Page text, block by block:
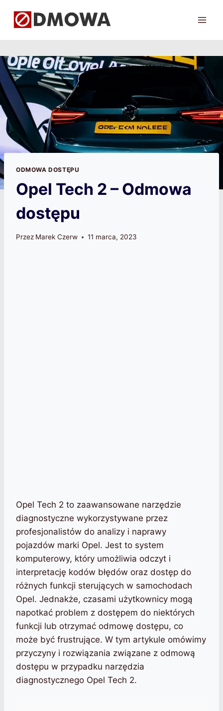
ODMOWA DOSTĘPU
Opel Tech 2 – Odmowa
dostępu
Przez Marek Czerw 11 marca, 2023
Opel Tech 2 to zaawansowane narzędzie
diagnostyczne wykorzystywane przez
profesjonalistów do analizy i naprawy
pojazdów marki Opel. Jest to system
komputerowy, który umożliwia odczyt i
interpretację kodów błędów oraz dostęp do
różnych funkcji sterujących w samochodach
Opel. Jednakże, czasami użytkownicy mogą
napotkać problem z dostępem do niektórych
funkcji lub otrzymać odmowę dostępu, co
może być frustrujące. W tym artykule omówimy
przyczyny i rozwiązania związane z odmową
dostępu w przypadku narzędzia
diagnostycznego Opel Tech 2.